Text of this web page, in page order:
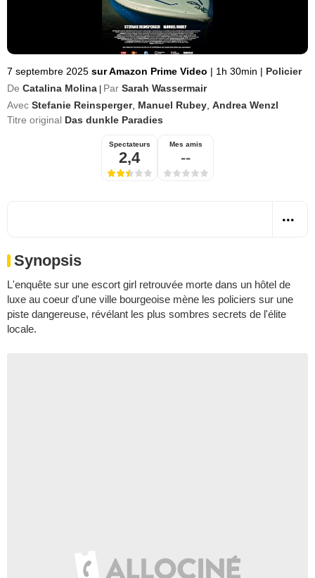
7 septembre 2025 sur Amazon Prime Video | 1h 30min | Policier
De Catalina Molina Par Sarah Wassermair
Avec Stefanie Reinsperger, Manuel Rubey Andrea Wenzl
Titre original Das dunkle Paradies
Spectateurs
2,4
Mes amis
--
Synopsis
L'enquête sur une escort girl retrouvée morte dans un hôtel de
luxe au coeur d'une ville bourgeoise mène les policiers sur une
piste dangereuse, révélant les plus sombres secrets de l'élite
locale.